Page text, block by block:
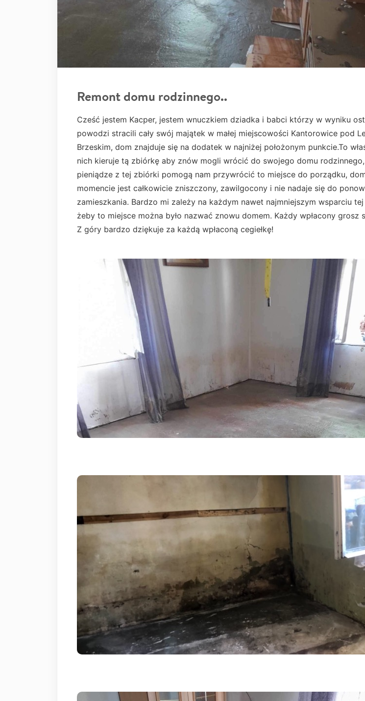
Remont domu rodzinnego..
Cześć jestem Kacper, jestem wnuczkiem dziadka i babci którzy w wyniku
powodzi stracili cały swój majątek w małej miejscowości Kantorowice pod
Brzeskim, dom znajduje się na dodatek w najniżej położonym punkcie.To
nich kieruje tą zbiórkę aby znów mogli wrócić do swojego domu rodzinnego,
pieniądze z tej zbiórki pomogą nam przywrócić to miejsce do porządku,
momencie jest całkowicie zniszczony, zawilgocony i nie nadaje się do
zamieszkania. Bardzo mi zależy na każdym nawet najmniejszym wsparciu
żeby to miejsce można było nazwać znowu domem. Każdy wpłacony grosz
Z góry bardzo dziękuje za każdą wpłaconą cegiełkę!